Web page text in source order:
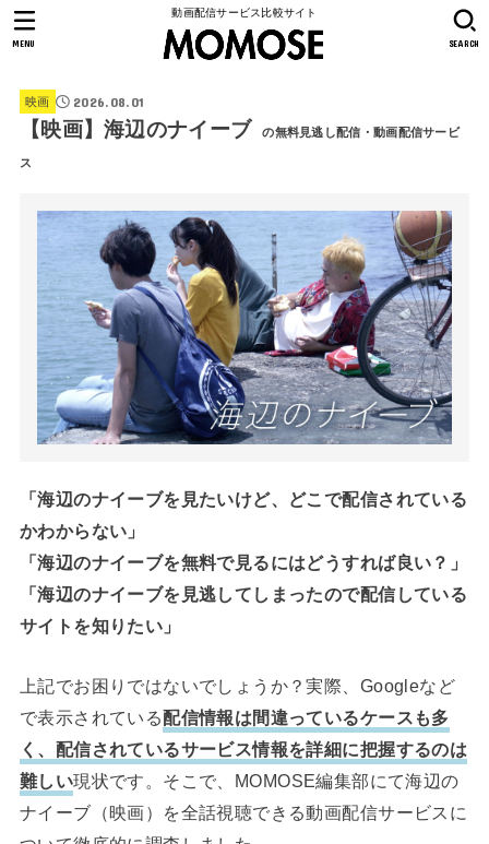
動画配信サービス比較サイト
SEARCH
MENU
映画 2026.08.01
【映画】海辺のナイーブ の無料見逃し配信・動画配信サービ
ス
「海辺のナイーブを見たいけど、どこで配信されている
かわからない」
「海辺のナイーブを無料で見るにはどうすれば良い？」
「海辺のナイーブを見逃してしまったので配信している
サイトを知りたい」
上記でお困りではないでしょうか？実際、Googleなど
で表示されている配信情報は間違っているケースも多
く、配信されているサービス情報を詳細に把握するのは
難しい現状です。そこで、MOMOSE編集部にて海辺の
ナイーブ（映画）を全話視聴できる動画配信サービスに